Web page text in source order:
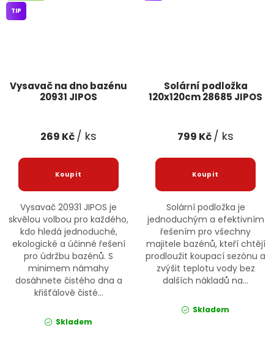
Vysavač na dno bazénu
20931 JIPOS
TIP
269 Kč/ ks
Vysavač 20931 JIPOS je
skvělou volbou pro každého,
kdo hledá jednoduché,
ekologické a účinné řešení
pro údržbu bazénů. S
minimem námahy
dosáhnete čistého dna a
křišťálově čisté...
Skladem
Solární podložka
120x120cm 28685 JIPOS
799 Kč/ ks
Solární podložka je
jednoduchým a efektivním
řešením pro všechny
majitele bazénů, kteří chtějí
prodloužit koupací sezónu a
zvýšit teplotu vody bez
dalších nákladů na...
Skladem